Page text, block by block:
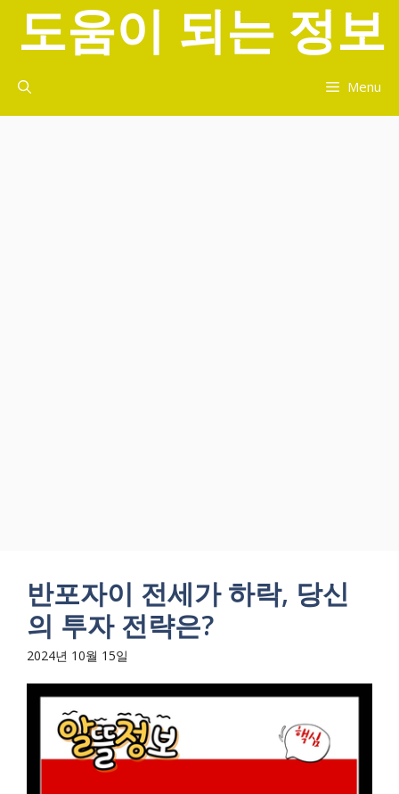
너
도움이 되는 정보
Menu
반포자이 전세가 하락, 당신
의 투자 전략은?
2024년 10월 15일